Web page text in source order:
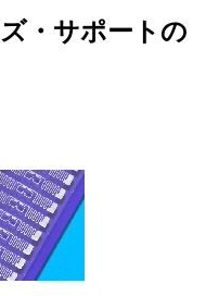
・サポートの